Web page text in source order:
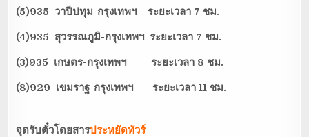
(5)935 วาปีปทุม-กรุงเทพฯ ระยะเวลา 7 ชม.
(4)935 สุวรรณภูมิ-กรุงเทพฯ ระยะเวลา 7 ชม.
(3)935 เกษตร-กรุงเทพฯ ระยะเวลา 8 ชม.
(8)929 เขมราฐ-กรุงเทพฯ ระยะเวลา 11 ชม.
จุดรับตั๋วโดยสารประหยัดทัวร์